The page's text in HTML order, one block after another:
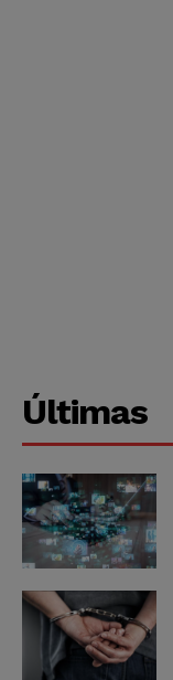
Últimas